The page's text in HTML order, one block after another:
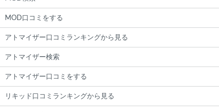
MOD口コミをする
アトマイザー口コミランキングから見る
アトマイザー検索
アトマイザー口コミをする
リキッド口コミランキングから見る